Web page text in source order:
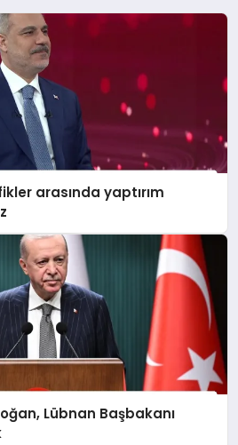
arasında yaptırım
Lübnan Başbakanı